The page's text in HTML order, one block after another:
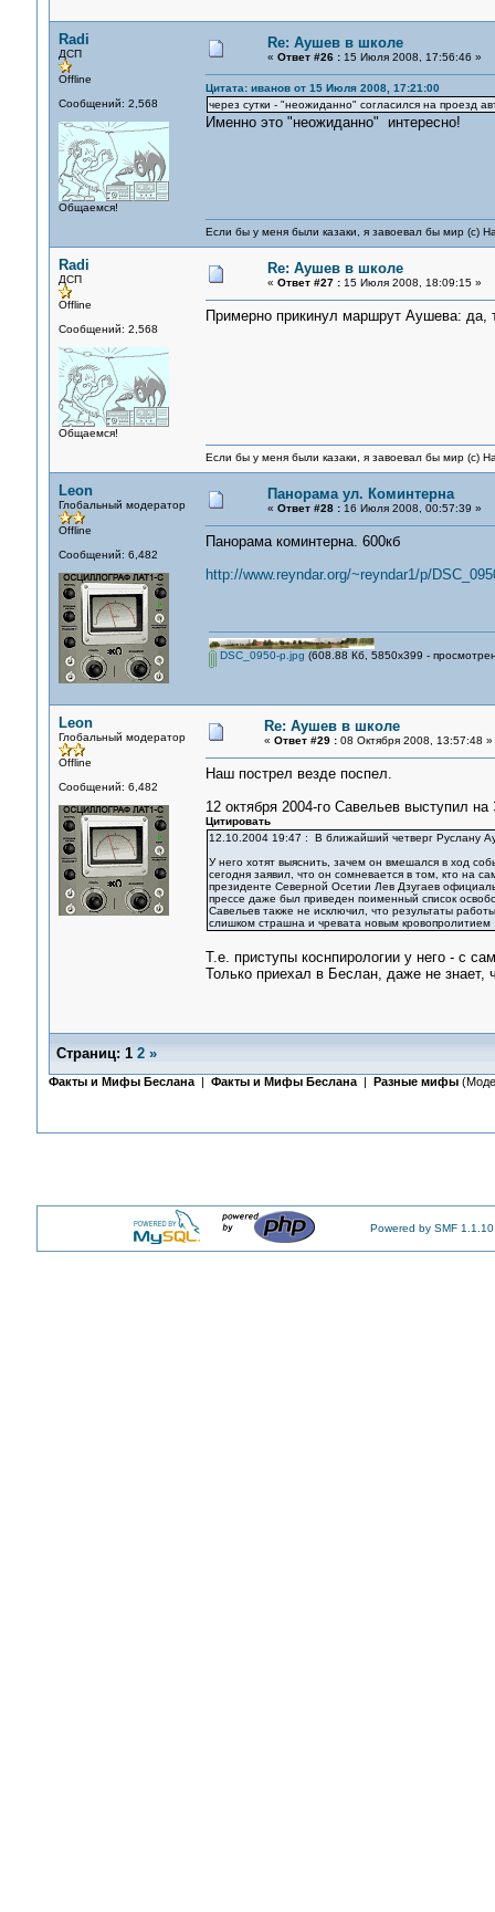
Radi
ДСП
Offline
Сообщений: 2,568
Общаемся!
Re: Аушев в школе
« Ответ #26 :15 Июля 2008, 17:56:46 »
Цитата: иванов от 15 Июля 2008, 17:21:00
через сутки - "неожиданно" согласился на проезд
Именно это "неожиданно" интересно!
Если бы у меня были казаки, я завоевал бы мир (с)
Radi
ДСП
Offline
Сообщений: 2,568
Общаемся!
Re: Аушев в школе
« Ответ #27 :15 Июля 2008, 18:09:15 »
Примерно прикинул маршрут Аушева: да,
Если бы у меня были казаки, я завоевал бы мир (с)
Leon
Глобальный модератор
Offline
Сообщений: 6,482
Панорама ул. Коминтерна
« Ответ #28 :16 Июля 2008, 00:57:39 »
Панорама коминтерна. 600кб
http://www.reyndar.org/~reyndar1/p/
DSC_0950-p.jpg (608.88 Кб, 5850x399 -
Leon
Глобальный модератор
Offline
Сообщений: 6,482
Re: Аушев в школе
« Ответ #29 :08 Октября 2008, 13:57:48 »
Наш пострел везде поспел.
12 октября 2004-го Савельев выступил на
Цитировать
12.10.2004 19:47 : В ближайший четверг Руслану
У него хотят выяснить, зачем он вмешался в ход
сегодня заявил, что он сомневается в том, кто на
президенте Северной Осетии Лев Дзугаев
прессе даже был приведен поименный список
Савельев также не исключил, что результаты
слишком страшна и чревата новым кровопролитием
Т.е. приступы коснпирологии у него - с
Только приехал в Беслан, даже не знает,
Страниц: 1 2 »
Факты и Мифы Беслана| Факты и Мифы Беслана| Разные мифы
Powered by SMF 1.1.10